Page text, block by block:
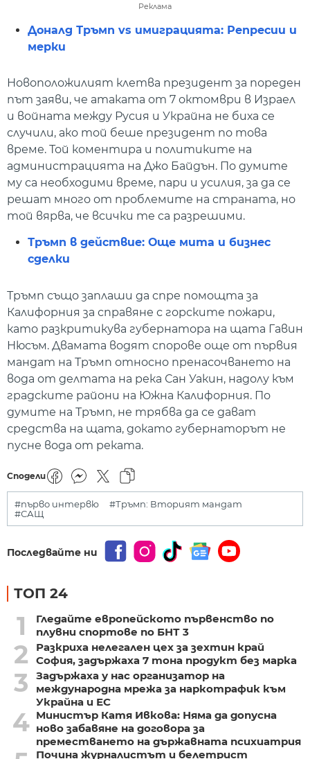
Реклама
Доналд Тръмп vs имиграцията: Репресии и
мерки
Новоположилият клетва президент за пореден
път заяви, че атаката от 7 октомври в Израел
и войната между Русия и Украйна не биха се
случили, ако той беше президент по това
време. Той коментира и политиките на
администрацията на Джо Байдън. По думите
му са необходими време, пари и усилия, за да се
решат много от проблемите на страната, но
той вярва, че всички те са разрешими.
Тръмп в действие: Още мита и бизнес
сделки
Тръмп също заплаши да спре помощта за
Калифорния за справяне с горските пожари,
като разкритикува губернатора на щата Гавин
Нюсъм. Двамата водят спорове още от първия
мандат на Тръмп относно пренасочването на
вода от делтата на река Сан Уакин, надолу към
градските райони на Южна Калифорния. По
думите на Тръмп, не трябва да се дават
средства на щата, докато губернаторът не
пусне вода от реката.
Сподели
#първо интервю
#Тръмп: Вторият мандат
#САЩ
Последвайте ни
ТОП 24
1
Гледайте европейското първенство по
плувни спортове по БНТ 3
2
Разкриха нелегален цех за зехтин край
София, задържаха 7 тона продукт без марка
3
Задържаха у нас организатор на
международна мрежа за наркотрафик към
Украйна и ЕС
4 Министър Катя Ивкова: Няма да допусна
ново забавяне на договора за
преместването на държавната психиатрия
Почина журналистът и белетрист